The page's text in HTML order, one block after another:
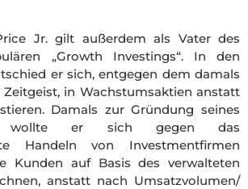
Jr. gilt außerdem als Vater des
„Growth Investings“. In den
er sich, entgegen dem damals
in Wachstumsaktien anstatt
Damals zur Gründung seines
wollte er sich gegen das
Handeln von Investmentfirmen
Kunden auf Basis des verwalteten
anstatt nach Umsatzvolumen/